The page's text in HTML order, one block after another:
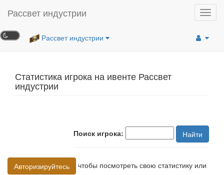
Рассвет индустрии
Рассвет индустрии
Статистика игрока на ивенте Рассвет
индустрии
Поиск игрока: Найти
Авторизируйтесь
чтобы посмотреть свою статистику или